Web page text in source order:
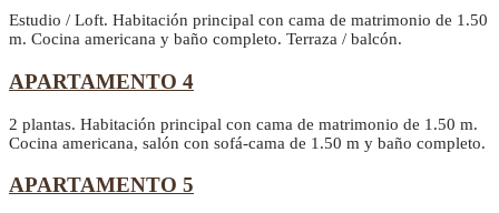
Estudio / Loft. Habitación principal con cama de matrimonio de 1.50
m. Cocina americana y baño completo. Terraza / balcón.
APARTAMENTO 4
2 plantas. Habitación principal con cama de matrimonio de 1.50 m.
Cocina americana, salón con sofá-cama de 1.50 m y baño completo.
APARTAMENTO 5